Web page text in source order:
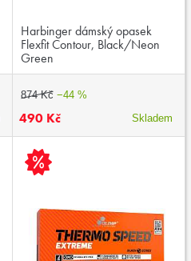
Harbinger dámský opasek
Flexfit Contour, Black/Neon
Green
874 Kč −44 %
490 Kč Skladem